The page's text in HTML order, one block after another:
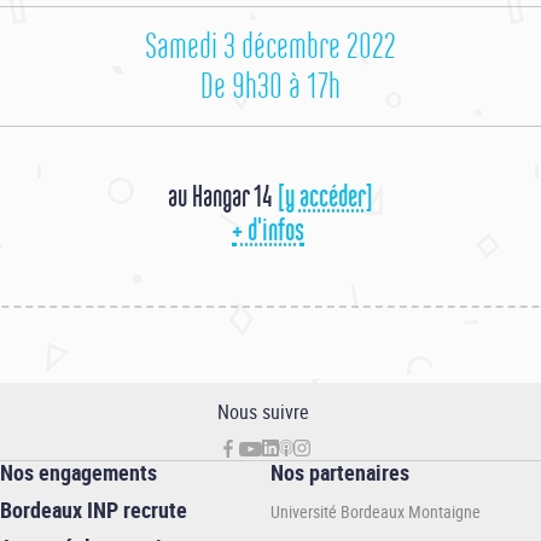
Samedi 3 décembre 2022
De 9h30 à 17h
au Hangar 14 [y accéder]
+ d'infos
Nous suivre
Nos engagements
Bordeaux INP recrute
Nos partenaires
Université Bordeaux Montaigne